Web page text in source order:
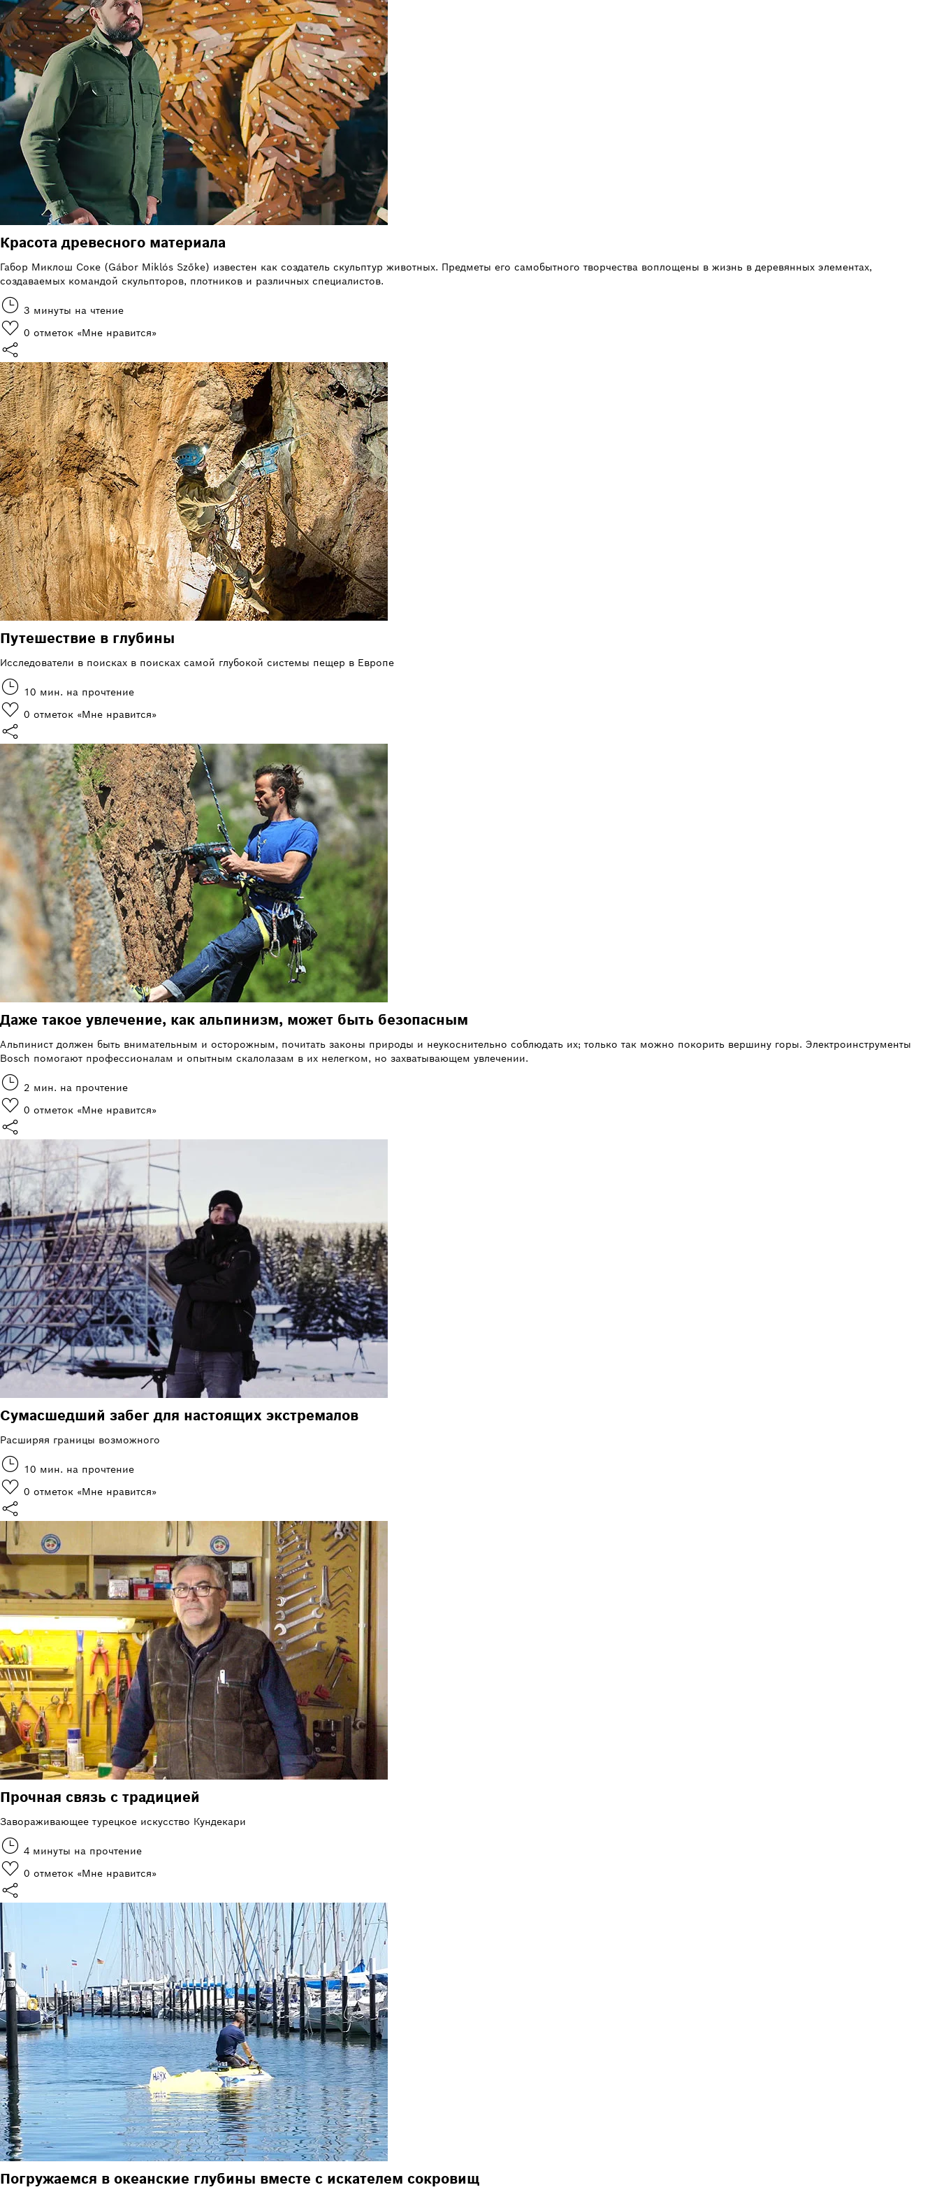
Красота древесного материала
Габор Миклош Соке (Gábor Miklós Szőke) известен как создатель скульптур животных. Предметы его самобытного творчества воплощены в жизнь в деревянных элементах,
создаваемых командой скульпторов, плотников и различных специалистов.
3 минуты на чтение
0 отметок «Мне нравится»
Путешествие в глубины
Исследователи в поисках в поисках самой глубокой системы пещер в Европе
10 мин. на прочтение
0 отметок «Мне нравится»
Даже такое увлечение, как альпинизм, может быть безопасным
Альпинист должен быть внимательным и осторожным, почитать законы природы и неукоснительно соблюдать их; только так можно покорить вершину горы. Электроинструменты
Bosch помогают профессионалам и опытным скалолазам в их нелегком, но захватывающем увлечении.
2 мин. на прочтение
0 отметок «Мне нравится»
Сумасшедший забег для настоящих экстремалов
Расширяя границы возможного
10 мин. на прочтение
0 отметок «Мне нравится»
Прочная связь с традицией
Завораживающее турецкое искусство Кундекари
4 минуты на прочтение
0 отметок «Мне нравится»
Погружаемся в океанские глубины вместе с искателем сокровищ